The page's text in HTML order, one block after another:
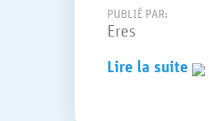
PUBLIÉ PAR:
Eres
Lire la suite